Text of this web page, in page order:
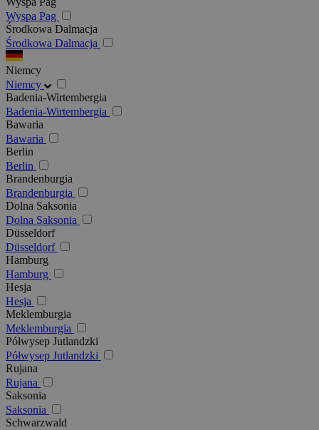
Wyspa Pag
Środkowa Dalmacja
Środkowa Dalmacja
Niemcy
Niemcy
Badenia-Wirtembergia
Badenia-Wirtembergia
Bawaria
Bawaria
Berlin
Berlin
Brandenburgia
Brandenburgia
Dolna Saksonia
Dolna Saksonia
Düsseldorf
Düsseldorf
Hamburg
Hamburg
Hesja
Hesja
Meklemburgia
Meklemburgia
Półwysep Jutlandzki
Półwysep Jutlandzki
Rujana
Rujana
Saksonia
Saksonia
Schwarzwald